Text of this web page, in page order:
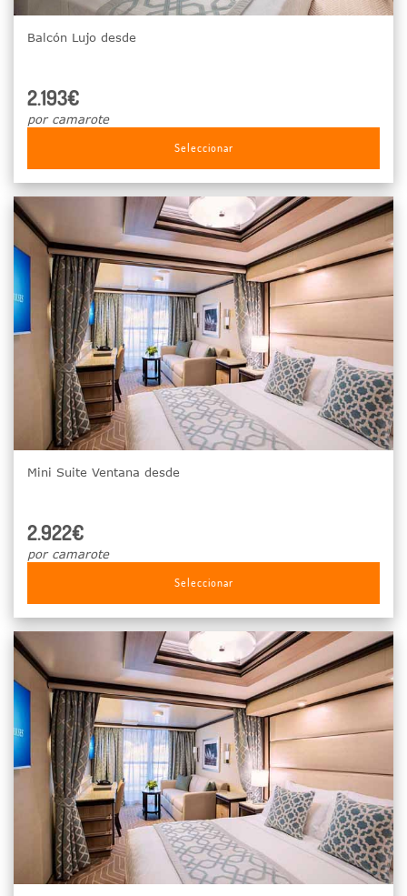
Balcón Lujo desde
2.193€
por camarote
Seleccionar
Mini Suite Ventana desde
2.922€
por camarote
Seleccionar